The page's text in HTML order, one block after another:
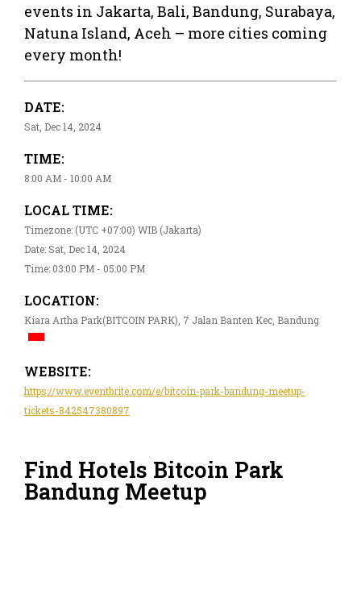
events in Jakarta, Bali, Bandung, Surabaya,
Natuna Island, Aceh – more cities coming
every month!
DATE:
Sat, Dec 14, 2024
TIME:
8:00 AM - 10:00 AM
LOCAL TIME:
Timezone: (UTC +07:00) WIB (Jakarta)
Date: Sat, Dec 14, 2024
Time: 03:00 PM - 05:00 PM
LOCATION:
Kiara Artha Park(BITCOIN PARK), 7 Jalan Banten Kec, Bandung
WEBSITE:
https://www.eventbrite.com/e/bitcoin-park-bandung-meetup-
tickets-842547380897
Find Hotels Bitcoin Park
Bandung Meetup